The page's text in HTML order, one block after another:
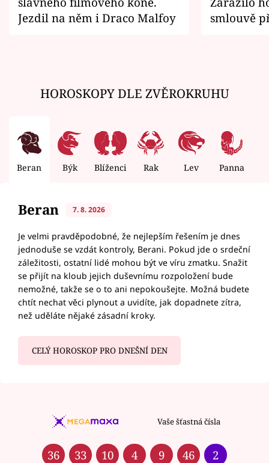
Jezdil na něm i Draco Malfoy
smlouvě
HOROSKOPY DLE ZVĚROKRUHU
Beran Býk Blíženci Rak Lev Panna
Beran 7. 8. 2026
Je velmi pravděpodobné, že nejlepším řešením je dnes
jednoduše se vzdát kontroly, Berani. Pokud jde o srdeční
záležitosti, ostatní lidé mohou být ve víru zmatku. Snažit
se přijít na kloub jejich duševnímu rozpoložení bude
nemožné, takže se o to ani nepokoušejte. Možná budete
chtít nechat věci plynout a uvidíte, jak dopadnete zítra,
než uděláte nějaké zásadní kroky.
CELÝ HOROSKOP PRO DNEŠNÍ DEN
Vaše šťastná čísla
36 33 10 4 9 46 2